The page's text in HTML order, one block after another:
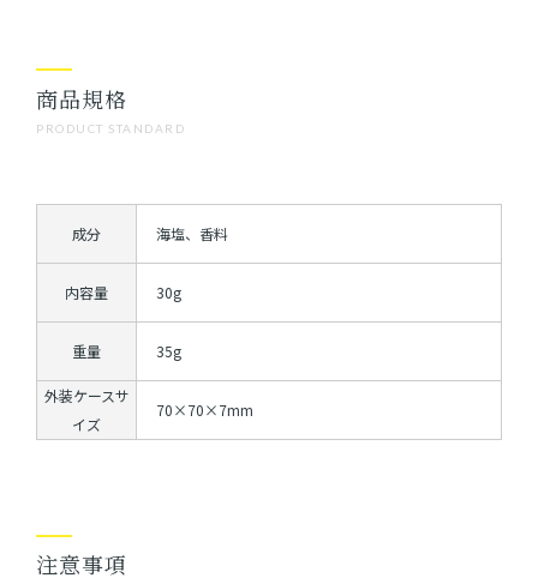
PRODUCT STANDARD
商品規格
成分 海塩、香料
内容量 30g
重量 35g
外装ケースサ
イズ
70×70×7mm
注意事項